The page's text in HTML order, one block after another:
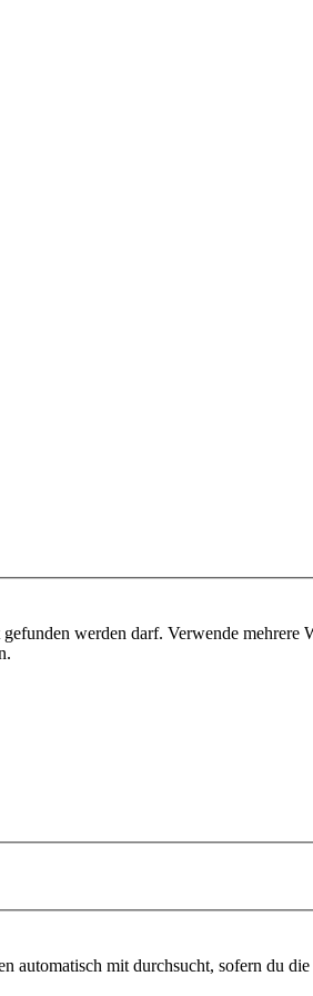
werden darf. Verwende mehrere
automatisch mit durchsucht, sofern du